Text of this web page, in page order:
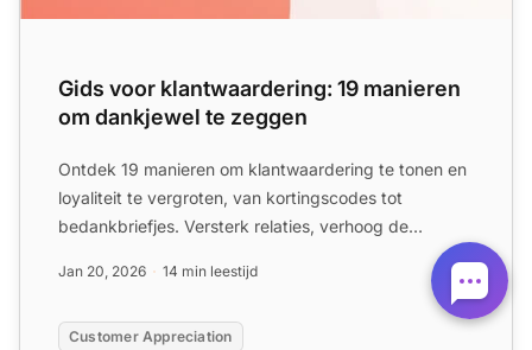
Gids voor klantwaardering: 19 manieren
om dankjewel te zeggen
Ontdek 19 manieren om klantwaardering te tonen en
loyaliteit te vergroten, van kortingscodes tot
bedankbriefjes. Versterk relaties, verhoog de
Jan 20, 2026 14 min leestijd
Customer Appreciation